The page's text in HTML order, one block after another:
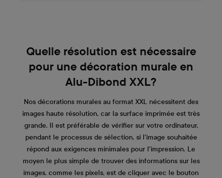
Quelle résolution est nécessaire
pour une décoration murale en
Alu-Dibond XXL?
Nos décorations murales au format XXL nécessitent des
images haute résolution, car la surface imprimée est très
grande. Il est préférable de vérifier sur votre ordinateur,
pendant le processus de sélection, si l'image souhaitée
répond aux exigences minimales pour l'impression. Le
moyen le plus simple de trouver des informations sur les
images, comme les pixels, est de cliquer avec le bouton